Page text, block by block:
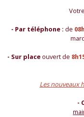
- Par téléphone : de
- Sur placeouvert de
Les nouveaux
-